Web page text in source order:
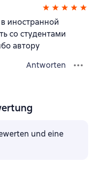
иностранной
со студентами
автору
Antworten
und eine